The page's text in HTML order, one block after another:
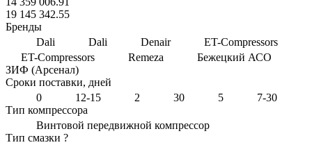
19 145 342.55
Бренды
Dali
Dali Denair
ET-Compressors
ET-Compressors
Remeza
Бежецкий АСО
ЗИФ (Арсенал)
Сроки поставки, дней
0
12-15 2 30 5
7-30
Тип компрессора
Винтовой передвижной компрессор
Тип смазки ?